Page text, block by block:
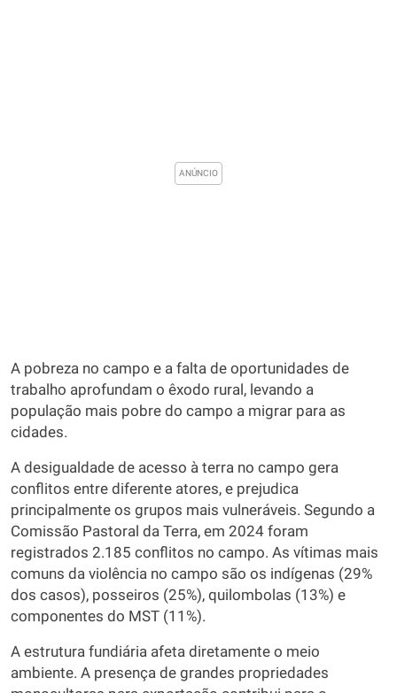
A pobreza no campo e a falta de oportunidades de
trabalho aprofundam o êxodo rural, levando a
população mais pobre do campo a migrar para as
cidades.
A desigualdade de acesso à terra no campo gera
conflitos entre diferente atores, e prejudica
principalmente os grupos mais vulneráveis. Segundo a
Comissão Pastoral da Terra, em 2024 foram
registrados 2.185 conflitos no campo. As vítimas mais
comuns da violência no campo são os indígenas (29%
dos casos), posseiros (25%), quilombolas (13%) e
componentes do MST (11%).
A estrutura fundiária afeta diretamente o meio
ambiente. A presença de grandes propriedades